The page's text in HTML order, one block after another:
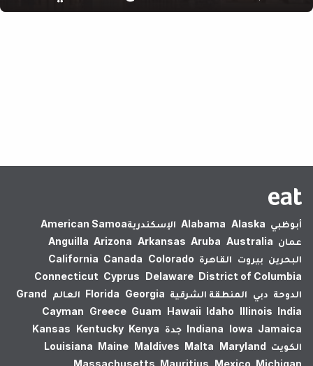
أبوظبي Alabama Alaska الإسكندرية‎American Samoa
عمان
Anguilla Arizona Arkansas Aruba Australia
البحرين بيروت القاهرة California Canada Colorado
Connecticut Cyprus Delaware District of Columbia
الدوحة دبي المنطقة الشرقية Florida Georgia العالم
Grand
Cayman Greece Guam Hawaii Idaho Illinois India
Indiana Iowa Jamaica جدة Kansas Kentucky Kenya
الكويت
Louisiana Maine Maldives Malta Maryland